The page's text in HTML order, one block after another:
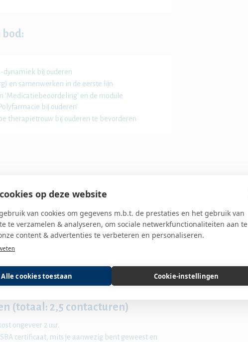
op deze website
van cookies om gegevens m.b.t. de prestaties en het gebruik van
te verzamelen & analyseren, om sociale netwerkfunctionaliteiten aan te
content & advertenties te verbeteren en personaliseren.
Alle cookies toestaan Cookie-instellingen
dynamiek bij ouderen
en samenwerken in de eerste lijn
'Medicatiebeoordeling' en de module
bij ouderen'
therapietrouw bij ouderen te bevorderen
relatief vaak voorkomt bij
jullie apotheek herkennen, en hiervoor een
en kun je onderbouwen waarom dit
door het stellen van de juiste vragen en
(totaal: 2,5 contacturen)
ongeveer 2 uur.
certificaat, mits je aanwezig bent geweest en